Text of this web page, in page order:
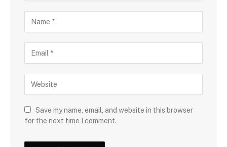
Save my name, email, and website in this browser
for the next time I comment.